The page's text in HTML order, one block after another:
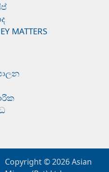
MATTERS
Copyright © 2026Asian